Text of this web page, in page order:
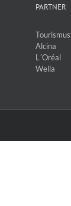
PARTNER
Alcina
L´Oréal
Wella